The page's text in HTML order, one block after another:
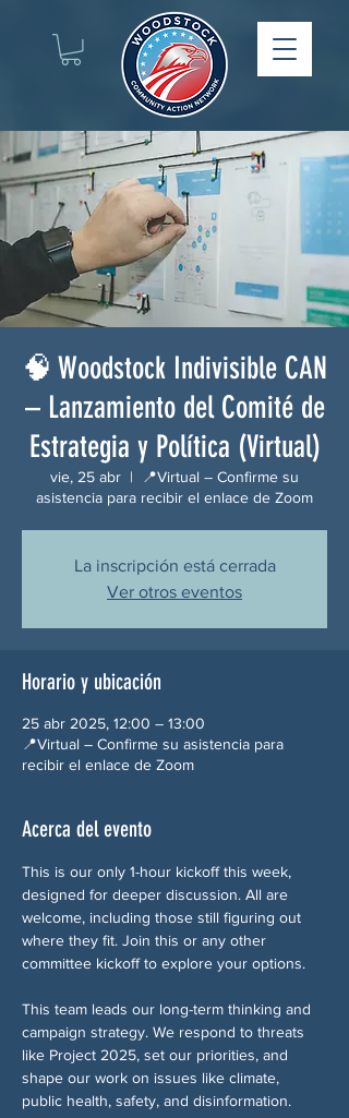
🧠 Woodstock Indivisible CAN
– Lanzamiento del Comité de
Estrategia y Política (Virtual)
vie, 25 abr
  |
📍Virtual – Confirme su
asistencia para recibir el enlace de Zoom
La inscripción está cerrada
Ver otros eventos
Horario y ubicación
25 abr 2025, 12:00 – 13:00
📍Virtual – Confirme su asistencia para
recibir el enlace de Zoom
Acerca del evento
This is our only 1-hour kickoff this week,
designed for deeper discussion. All are
welcome, including those still figuring out
where they fit. Join this or any other
committee kickoff to explore your options.
This team leads our long-term thinking and
campaign strategy. We respond to threats
like Project 2025, set our priorities, and
shape our work on issues like climate,
public health, safety, and disinformation.